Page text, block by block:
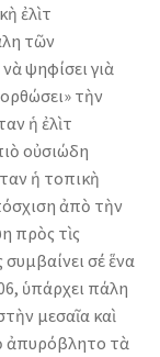
ἐλὶτ
τῶν
ψηφίσει γιὰ
τὴν
ἡ ἐλὶτ
οὐσιώδη
ἡ τοπικὴ
ἀπὸ τὴν
πρὸς τὶς
σέ ἕνα
ὑπάρχει πάλη
μεσαῖα καὶ
ἀπυρόβλητο τὰ